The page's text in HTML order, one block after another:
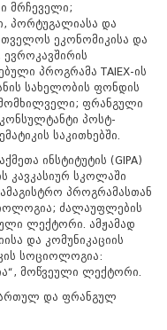
მრჩეველი;
პორტუგალიასა და
ეკონომიკისა და
ევროკავშირის
პროგრამა TAIEX-ის
სახელობის ფონდის
ფრანგული
პოსტ-
საკითხებში.
ინსტიტუტის (GIPA)
კავკასიურ სკოლაში
პროგრამასთან
ძალაუფლების
ლექტორი. ამჟამად
და კომუნიკაციის
სოციოლოგია:
მოწვეული ლექტორი.
და ფრანგულ